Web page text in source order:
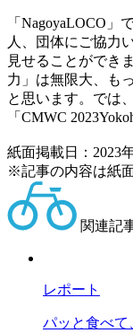
「NagoyaLOCO
人、団体にご協力
見せることができ
力」は無限大、も
と思います。では
「CMWC
紙面掲載日：2023
※記事の内容は紙
関連記
レポート
パッと食べて